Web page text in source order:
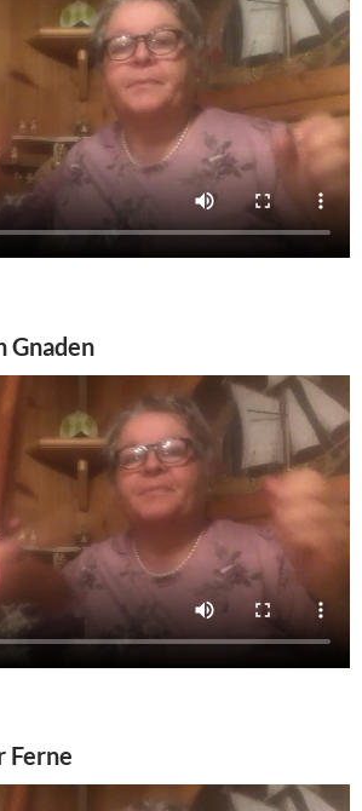
Gnaden
Ferne